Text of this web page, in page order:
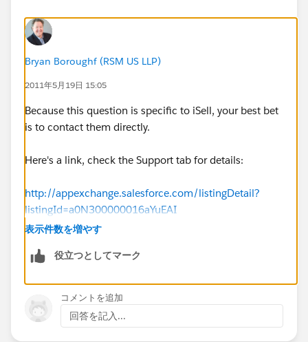
Bryan Boroughf (RSM US LLP)
2011年5月19日 15:05
Because this question is specific to iSell, your best bet
is to contact them directly.
Here's a link, check the Support tab for details:
http://appexchange.salesforce.com/listingDetail?
listingId=a0N300000016aYuEAI
表示件数を増やす
役立つとしてマーク
コメントを追加
回答を記入...